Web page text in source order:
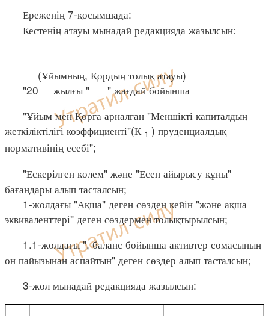
Ереженің 7-қосымшада:
Кестенің атауы мынадай редакцияда жазылсын:
(Ұйымның, Қордың толық атауы)
"20__ жылғы "___" жағдай бойынша
"Ұйым мен Қорға арналған "Меншікті капиталдың
жеткіліктілігі коэффициенті"(К 1 ) пруденциалдық
нормативінің есебі";
"Ескерілген көлем" және "Есеп айырысу құны"
бағандары алып тасталсын;
1-жолдағы "Ақша" деген сөзден кейін "және ақша
эквиваленттері" деген сөздермен толықтырылсын;
1.1-жолдағы ", баланс бойынша активтер сомасының
он пайызынан аспайтын" деген сөздер алып тасталсын;
3-жол мынадай редакцияда жазылсын: